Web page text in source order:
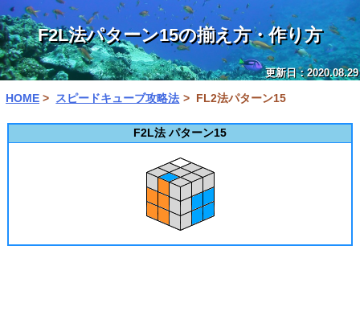
F2L法パターン15の揃え方・作り方
更新日：2020.08.29
HOME スピードキューブ攻略法 FL2法パターン15
F2L法 パターン15